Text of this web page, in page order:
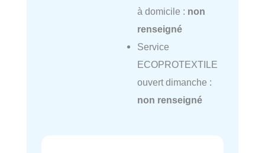
à domicile : non
renseigné
Service
ECOPROTEXTILE
ouvert dimanche :
non renseigné